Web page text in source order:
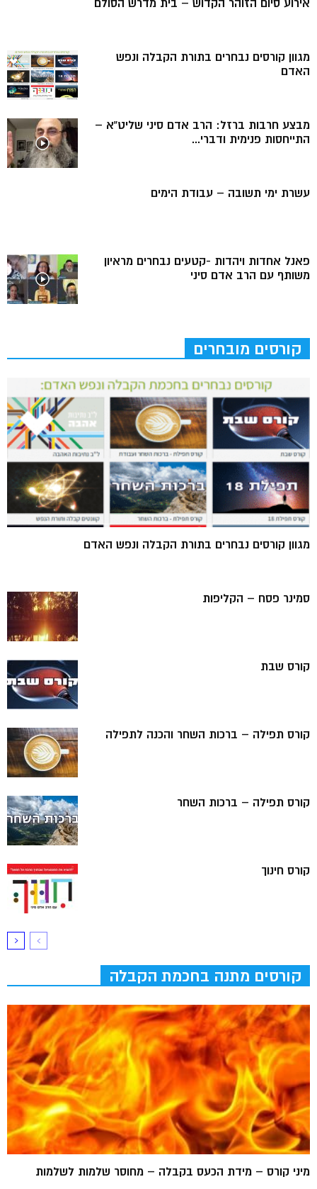
אירוע סיום הזוהר הקדוש – בית מדרש הסולם
מגוון קורסים נבחרים בתורת הקבלה ונפש
האדם
מבצע חרבות ברזל: הרב אדם סיני שליט”א –
התייחסות פנימית ודברי...
עשרת ימי תשובה – עבודת הימים
פאנל אחדות ויהדות -קטעים נבחרים מראיון
משותף עם הרב אדם סיני
קורסים מובחרים
מגוון קורסים נבחרים בתורת הקבלה ונפש האדם
סמינר פסח – הקליפות
קורס שבת
קורס תפילה – ברכות השחר והכנה לתפילה
קורס תפילה – ברכות השחר
קורס חינוך
קורסים מתנה בחכמת הקבלה
מיני קורס – מידת הכעס בקבלה – מחוסר שלמות לשלמות